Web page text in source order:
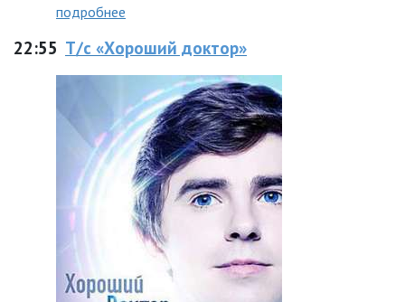
подробнее
22:55 Т/с «Хороший доктор»